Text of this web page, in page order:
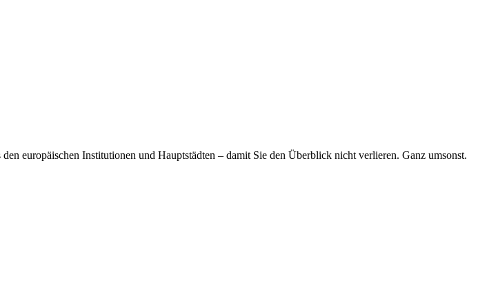
europäischen Institutionen und Hauptstädten – damit Sie den Überblick nicht verlieren. Ganz umsonst.